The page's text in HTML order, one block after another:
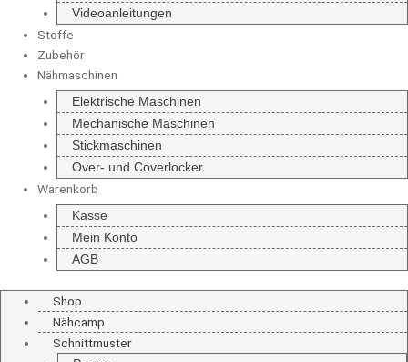
Videoanleitungen
Stoffe
Zubehör
Nähmaschinen
Elektrische Maschinen
Mechanische Maschinen
Stickmaschinen
Over- und Coverlocker
Warenkorb
Kasse
Mein Konto
AGB
Shop
Nähcamp
Schnittmuster